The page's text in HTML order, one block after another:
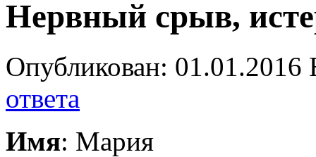
Нервный срыв,
Опубликован:
ответа
Имя: Мария